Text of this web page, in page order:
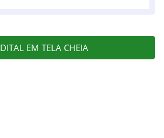
EM TELA CHEIA